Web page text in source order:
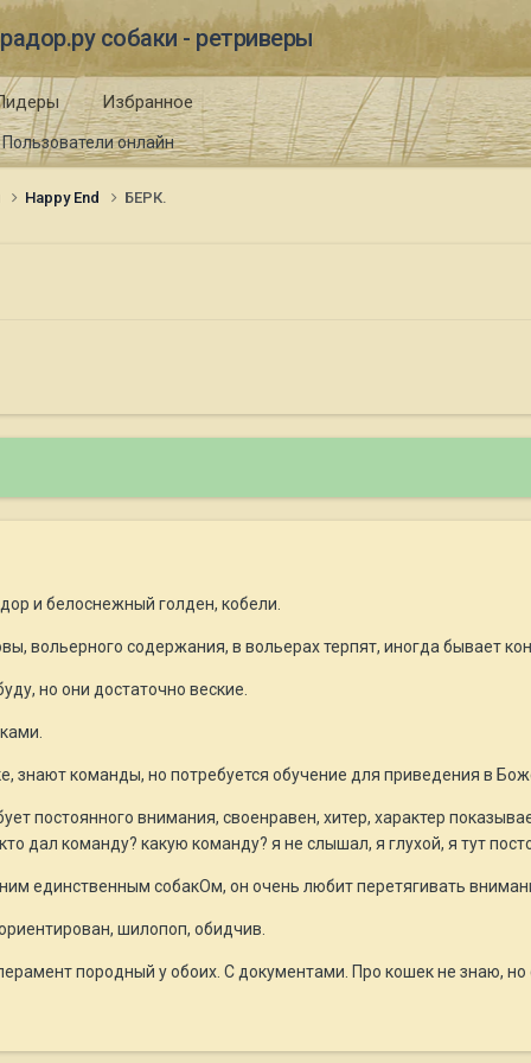
собаки - ретриверы
Пользователи онлайн
Избранное
Happy End БЕРК.
и белоснежный голден, кобели.
вольерного содержания, в вольерах терпят, иногда бывает
но они достаточно веские.
знают команды, но потребуется обучение для приведения в
постоянного внимания, своенравен, хитер, характер
дал команду? какую команду? я не слышал, я глухой, я тут
единственным собакОм, он очень любит перетягивать
шилопоп, обидчив.
породный у обоих. С документами. Про кошек не знаю, но